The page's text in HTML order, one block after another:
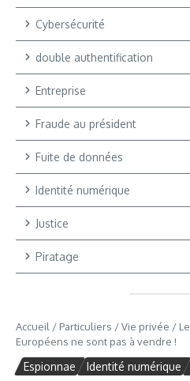
Cybersécurité
double authentification
Entreprise
Fraude au président
Fuite de données
Identité numérique
Justice
Piratage
Accueil / Particuliers /Vie privée /
Européens ne sont pas à vendre !
Espionnae Identité numérique